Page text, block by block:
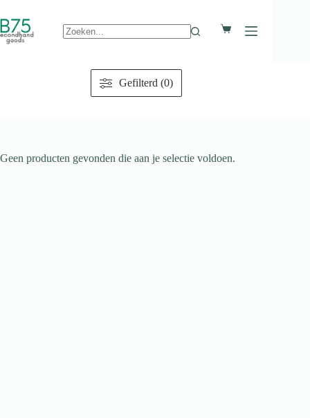
naar
de
inhoud
Winkelwagen
Gefilterd (0)
Geen producten gevonden die aan je selectie voldoen.